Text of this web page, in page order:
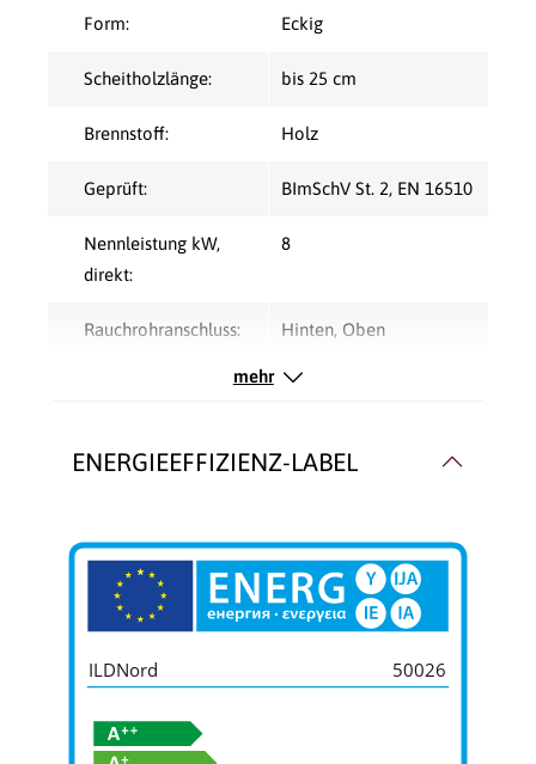
Form: Eckig
Scheitholzlänge: bis 25 cm
Brennstoff: Holz
Geprüft: BImSchV St. 2, EN 16510
Nennleistung kW,
direkt:
8
Rauchrohranschluss: Hinten, Oben
Kaminofen
Raumluftunabhängig
Verkleidungsmaterial: Stahl
Wärmetransport: Luftführend, Luftführend
mehr
ENERGIEEFFIZIENZ-LABEL
ILDNord 50026